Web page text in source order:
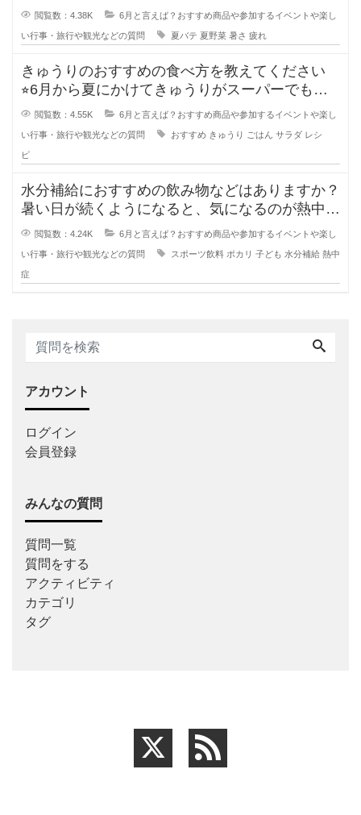
人も増えてきます
閲覧数：4.38K 6月と言えば？おすすめ商品や参加するイベントや楽し
い行事・旅行や観光などの質問 夏バテ 夏野菜 暑さ 疲れ
きゅうりのおすすめの食べ方を教えてください
⭐︎6月から夏にかけてきゅうりがスーパーでも安
くなり、食卓に出て
閲覧数：4.55K 6月と言えば？おすすめ商品や参加するイベントや楽し
い行事・旅行や観光などの質問 おすすめ きゅうり ごはん サラダ レシ
ピ
水分補給におすすめの飲み物などはありますか？
暑い日が続くようになると、気になるのが熱中症
対策の水分補給ですよね。
閲覧数：4.24K 6月と言えば？おすすめ商品や参加するイベントや楽し
い行事・旅行や観光などの質問 スポーツ飲料 ポカリ 子ども 水分補給 熱中
症
アカウント
ログイン
会員登録
みんなの質問
質問一覧
質問をする
アクティビティ
カテゴリ
タグ